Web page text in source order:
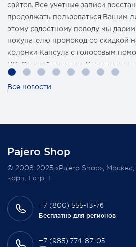
сайтов. Все учетные записи
продолжать пользоваться Вашим
этому радостному поводу мы
покупателю промокод со скидкой
колонки Капсула с голосовым
VK. Он отобразится в Вашем
магазина Pajero Shop 14 февраля.
Всегда Ваш, Pajero Shop
3 февраля 2022
Все новости
Pajero Shop
+7 (800) 555-13-76
Бесплатно для регионов
+7 (985) 774-87-05
© 2008-2025 «Pajero Shop»,
корп. 1 стр. 1